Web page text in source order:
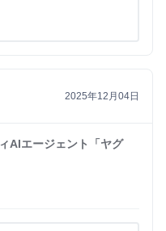
2025年12月04日
AIエージェント「ヤグ